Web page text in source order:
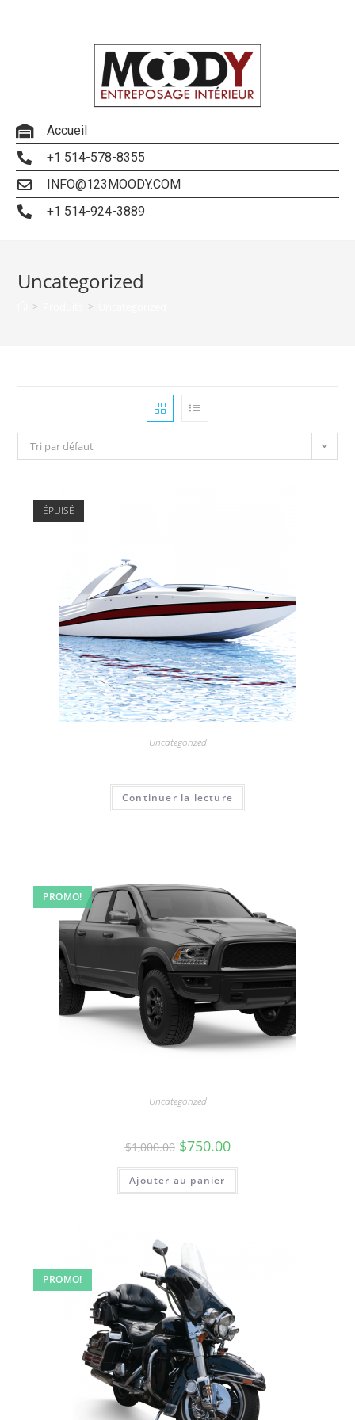
Accueil
+1 514-578-8355
INFO@123MOODY.COM
+1 514-924-3889
Uncategorized
> >
Tri par défaut
ÉPUISÉ
Uncategorized
Continuer la lecture
PROMO!
Uncategorized
$1,000.00 $750.00
Ajouter au panier
PROMO!